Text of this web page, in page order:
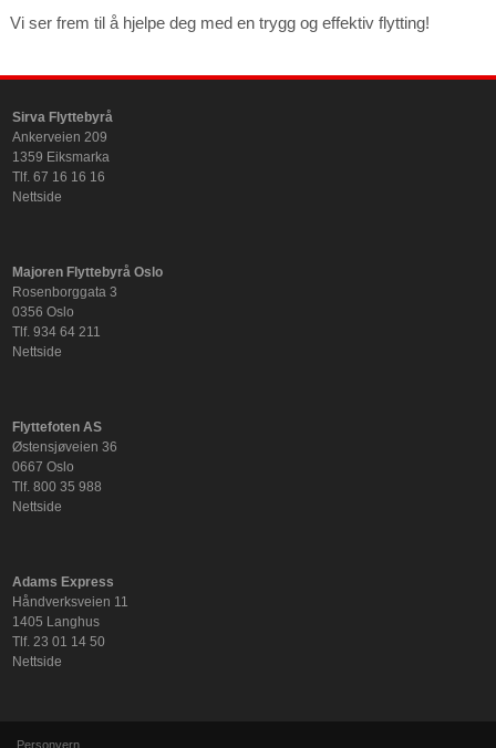
Vi ser frem til å hjelpe deg med en trygg og effektiv flytting!
Sirva Flyttebyrå
Ankerveien 209
1359 Eiksmarka
Tlf. 67 16 16 16
Nettside
Majoren Flyttebyrå Oslo
Rosenborggata 3
0356 Oslo
Tlf. 934 64 211
Nettside
Flyttefoten AS
Østensjøveien 36
0667 Oslo
Tlf. 800 35 988
Nettside
Adams Express
Håndverksveien 11
1405 Langhus
Tlf. 23 01 14 50
Nettside
Personvern